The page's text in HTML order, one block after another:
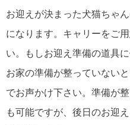
お迎えが決まった犬猫ちゃ
になります。キャリーをご
い。もしお迎え準備の道具
お家の準備が整っていない
でお声かけ下さい。準備が
も可能ですが、後日のお迎